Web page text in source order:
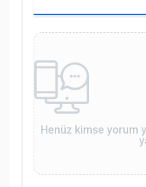
Henüz kimse yorum